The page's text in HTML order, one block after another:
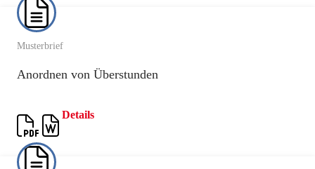
Musterbrief
Anordnen von Überstunden
Details